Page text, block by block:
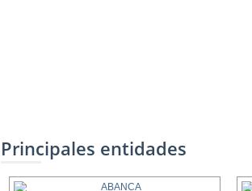
Principales entidades